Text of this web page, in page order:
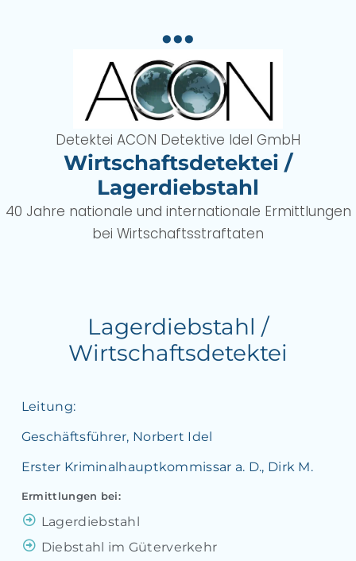
...
Detektei ACON Detektive Idel GmbH
Wirtschaftsdetektei /
Lagerdiebstahl
40 Jahre nationale und internationale Ermittlungen
bei Wirtschaftsstraftaten
Lagerdiebstahl /
Wirtschaftsdetektei
Leitung:
Geschäftsführer, Norbert Idel
Erster Kriminalhauptkommissar a. D., Dirk M.
Ermittlungen bei:
Lagerdiebstahl
Diebstahl im Güterverkehr